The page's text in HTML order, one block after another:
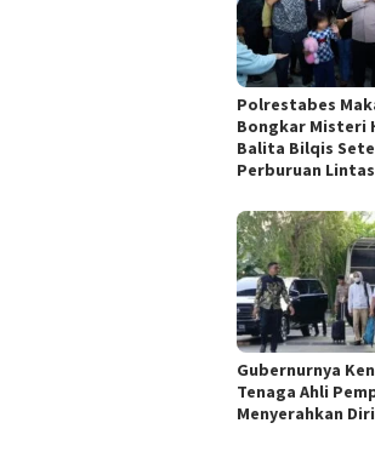
Polrestabes
Bongkar Misteri
Balita Bilqis
Perburuan
Gubernurnya
Tenaga Ahli
Menyerahkan Diri